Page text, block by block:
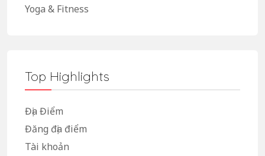
Yoga & Fitness
Top Highlights
Địa Điểm
Đăng địa điểm
Tài khoản